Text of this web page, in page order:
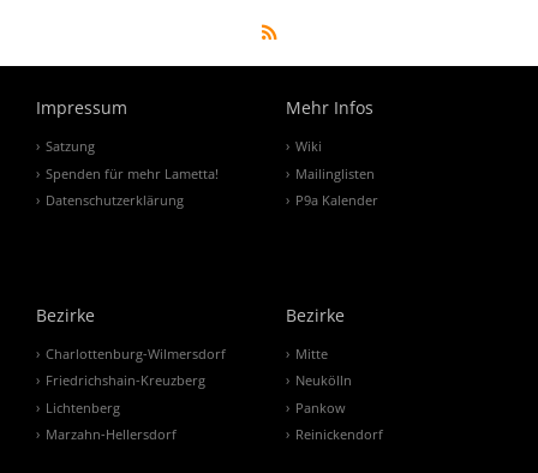
Impressum
Satzung
Spenden für mehr Lametta!
Datenschutzerklärung
Mehr Infos
Wiki
Mailinglisten
P9a Kalender
Bezirke
Charlottenburg-Wilmersdorf
Friedrichshain-Kreuzberg
Lichtenberg
Marzahn-Hellersdorf
Bezirke
Mitte
Neukölln
Pankow
Reinickendorf